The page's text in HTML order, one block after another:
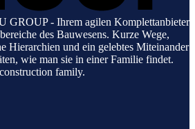
GROUP - Ihrem agilen Komplettanbieter
des Bauwesens. Kurze Wege,
Hierarchien und ein gelebtes Miteinander
wie man sie in einer Familie findet.
family.